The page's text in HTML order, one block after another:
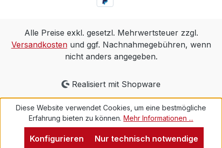
Alle Preise exkl. gesetzl. Mehrwertsteuer zzgl.
Versandkostenund ggf. Nachnahmegebühren, wenn
nicht anders angegeben.
Realisiert mit Shopware
Diese Website verwendet Cookies, um eine bestmögliche
Erfahrung bieten zu können. Mehr Informationen ...
Nur technisch notwendige
Konfigurieren